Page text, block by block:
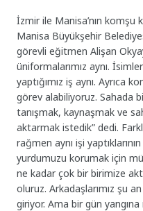
İzmir ile Manisa’nın
Manisa Büyükşehir
görevli eğitmen Alişan
üniformalarımız aynı.
yaptığımız iş aynı. Ayrıca
görev alabiliyoruz. Sahada
tanışmak, kaynaşmak ve
aktarmak istedik” dedi.
rağmen aynı işi
yurdumuzu korumak için
ne kadar çok bir birimize
oluruz. Arkadaşlarımız şu
giriyor. Ama bir gün